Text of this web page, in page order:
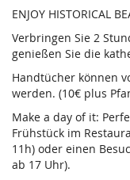
ENJOY HISTORICAL
Verbringen Sie 2
genießen Sie die
Handtücher können
werden. (10€ plus
Make a day of it:
Frühstück im
11h) oder einen
ab 17 Uhr).